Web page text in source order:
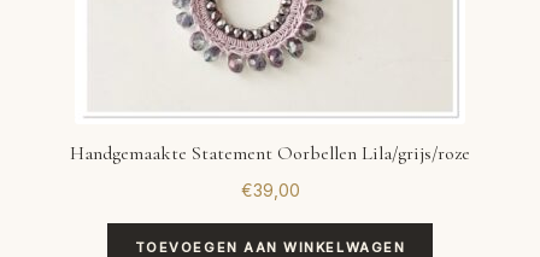
Handgemaakte Statement Oorbellen Lila/grijs/roze
€39,00
TOEVOEGEN AAN WINKELWAGEN